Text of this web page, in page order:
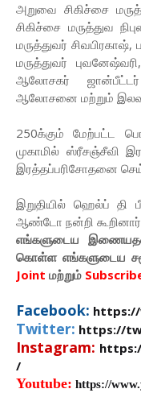
அறுவை சிகிச்சை
சிகிச்சை மருத்துவ
மருத்துவர்
மருத்துவர்
ஆலோசகர்
ஆலோசனை மற்றும்
250க்கும் மேற்பட்ட
முகாமில் ஸ்ரீசஞ்சீவி
இரத்தப்பரிசோதனை
இறுதியில் ஹெல்ப்
ஆண்டோ நன்றி
எங்களுடைய இணையதள
கொள்ள எங்களுடைய
Joint மற்றும்
Facebook: https://
Twitter: https://
Instagram:
/
Youtube: https://